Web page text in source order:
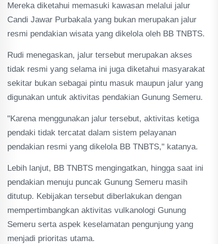
Mereka diketahui memasuki kawasan melalui jalur
Candi Jawar Purbakala yang bukan merupakan jalur
resmi pendakian wisata yang dikelola oleh BB TNBTS.
Rudi menegaskan, jalur tersebut merupakan akses
tidak resmi yang selama ini juga diketahui masyarakat
sekitar bukan sebagai pintu masuk maupun jalur yang
digunakan untuk aktivitas pendakian Gunung Semeru.
"Karena menggunakan jalur tersebut, aktivitas ketiga
pendaki tidak tercatat dalam sistem pelayanan
pendakian resmi yang dikelola BB TNBTS," katanya.
Lebih lanjut, BB TNBTS mengingatkan, hingga saat ini
pendakian menuju puncak Gunung Semeru masih
ditutup. Kebijakan tersebut diberlakukan dengan
mempertimbangkan aktivitas vulkanologi Gunung
Semeru serta aspek keselamatan pengunjung yang
menjadi prioritas utama.